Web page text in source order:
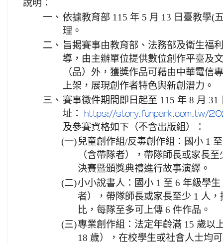
說明：
一、 依據教育部 115 年 5 月 13 日臺教學(
理。
二、 旨揭賽事由教育部、法務部及衛生福
導，由主辦單位提供數位創作平臺及
（品）外，獲獎作品可藉由中華電信
上架，展現創作者特色與新創潛力。
三、 賽事徵件期間即日起至 115 年 8 月
址： https://story.funpark.com.tw/
及參賽資格如下（不含出版組）：
(一) 兒童創作組/反毒創作組：國小 1
（含帶隊者），帶隊師長或家長
決賽暨頒獎典禮進行故事演繹。
(二)小小說書人：國小 1 至 6 年級學
者），帶隊師長或家長至少 1 人
比，每隊至多可上傳 6 件作品。
(三)專業創作組：法定年齡滿 15 歲以
18 歲），在校學生或社會人士均